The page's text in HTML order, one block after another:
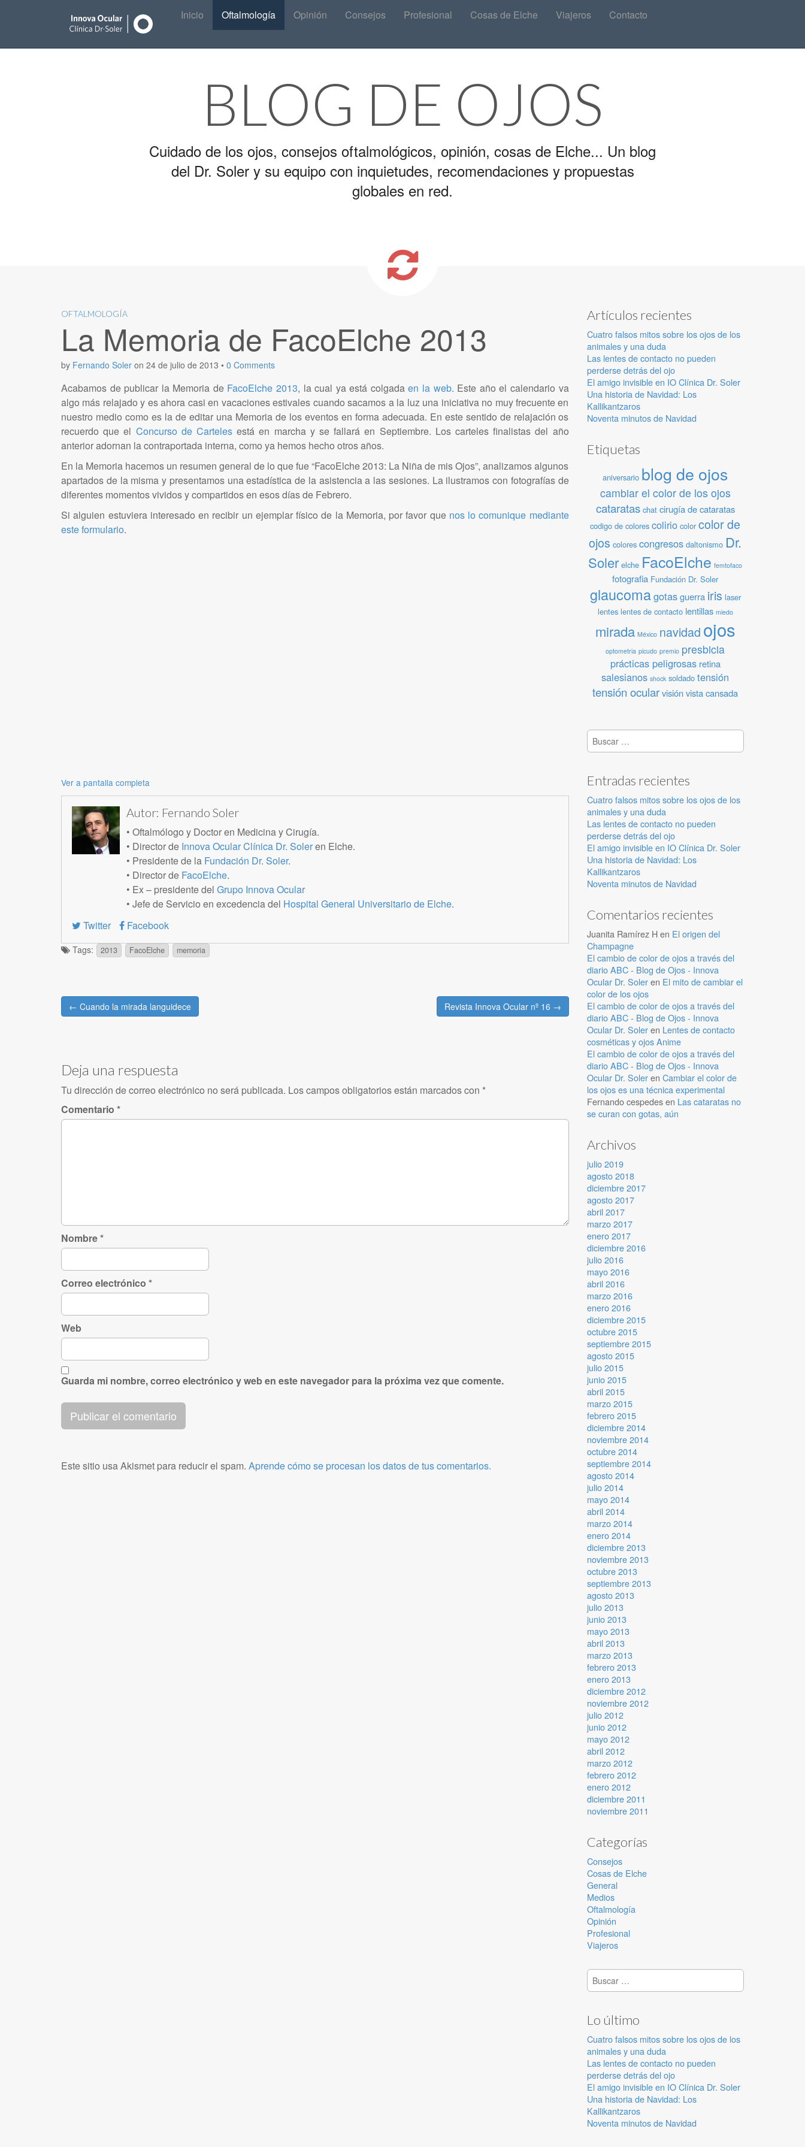
menu
Inicio Oftalmología Opinión Consejos Profesional Cosas de Elche Viajeros Contacto
BLOG DE OJOS
Cuidado de los ojos, consejos oftalmológicos, opinión, cosas de Elche... Un blog
del Dr. Soler y su equipo con inquietudes, recomendaciones y propuestas
globales en red.
OFTALMOLOGÍA
La Memoria de FacoElche 2013
by Fernando Soler on 24 de julio de 2013 • 0 Comments
Acabamos de publicar la Memoria de FacoElche 2013, la cual ya está colgadaen la web. Este año el calendario va
algo más relajado y es ahora casi en vacaciones estivales cuando sacamos a la luz una iniciativa no muy frecuente en
nuestro medio como es la de editar una Memoria de los eventos en forma adecuada. En este sentido de relajación os
recuerdo que el Concurso de Cartelesestá en marcha y se fallará en Septiembre. Los carteles finalistas del año
anterior adornan la contraportada interna, como ya hemos hecho otros años.
En la Memoria hacemos un resumen general de lo que fue “FacoElche 2013: La Niña de mis Ojos”, analizamos algunos
apartados de la misma y presentamos una estadística de la asistencia a las sesiones. La ilustramos con fotografías de
diferentes momentos vividos y compartidos en esos días de Febrero.
Si alguien estuviera interesado en recibir un ejemplar físico de la Memoria, por favor que nos lo comunique mediante
este formulario.
Ver a pantalla completa
Autor: Fernando Soler
• Oftalmólogo y Doctor en Medicina y Cirugía.
• Director de Innova Ocular Clínica Dr. Soleren Elche.
• Presidente de la Fundación Dr. Soler.
• Director de FacoElche.
• Ex – presidente delGrupo Innova Ocular
• Jefe de Servicio en excedencia del Hospital General Universitario de Elche.
Twitter
Facebook
Tags: 2013 FacoElche memoria
Post
navigation
← Cuando la mirada languidece Revista Innova Ocular nº 16 →
Deja una respuesta
Tu dirección de correo electrónico no será publicada. Los campos obligatorios están marcados con *
Comentario *
Nombre*
Correo electrónico *
Web
Guarda mi nombre, correo electrónico y web en este navegador para la próxima vez que comente.
Este sitio usa Akismet para reducir el spam. Aprende cómo se procesan los datos de tus comentarios.
Artículos recientes
Cuatro falsos mitos sobre los ojos de los
animales y una duda
Las lentes de contacto no pueden
perderse detrás del ojo
El amigo invisible en IO Clínica Dr. Soler
Una historia de Navidad: Los
Kallikantzaros
Noventa minutos de Navidad
Etiquetas
aniversario blog de ojos
cambiar el color de los ojos
cataratas chat cirugía de cataratas
codigo de colores colirio color color de
ojos colores congresos daltonismo Dr.
Soler elche FacoElche femtofaco
fotografia Fundación Dr. Soler
glaucomagotas guerra iris laser
lentes lentes de contacto lentillas miedo
mirada México navidad ojos
optometria picudo premio presbicia
prácticas peligrosas retina
salesianos shock soldado tensión
tensión ocular visión vista cansada
Buscar:
Entradas recientes
Cuatro falsos mitos sobre los ojos de los
animales y una duda
Las lentes de contacto no pueden
perderse detrás del ojo
El amigo invisible en IO Clínica Dr. Soler
Una historia de Navidad: Los
Kallikantzaros
Noventa minutos de Navidad
Comentarios recientes
Juanita Ramírez Hen El origen del
Champagne
El cambio de color de ojos a través del
diario ABC - Blog de Ojos - Innova
Ocular Dr. Soleren El mito de cambiar el
color de los ojos
El cambio de color de ojos a través del
diario ABC - Blog de Ojos - Innova
Ocular Dr. Soleren Lentes de contacto
cosméticas y ojos Anime
El cambio de color de ojos a través del
diario ABC - Blog de Ojos - Innova
Ocular Dr. Soleren Cambiar el color de
los ojos es una técnica experimental
Fernando cespedesen Las cataratas no
se curan con gotas, aún
Archivos
julio 2019
agosto 2018
diciembre 2017
agosto 2017
abril 2017
marzo 2017
enero 2017
diciembre 2016
julio 2016
mayo 2016
abril 2016
marzo 2016
enero 2016
diciembre 2015
octubre 2015
septiembre 2015
agosto 2015
julio 2015
junio 2015
abril 2015
marzo 2015
febrero 2015
diciembre 2014
noviembre 2014
octubre 2014
septiembre 2014
agosto 2014
julio 2014
mayo 2014
abril 2014
marzo 2014
enero 2014
diciembre 2013
noviembre 2013
octubre 2013
septiembre 2013
agosto 2013
julio 2013
junio 2013
mayo 2013
abril 2013
marzo 2013
febrero 2013
enero 2013
diciembre 2012
noviembre 2012
julio 2012
junio 2012
mayo 2012
abril 2012
marzo 2012
febrero 2012
enero 2012
diciembre 2011
noviembre 2011
Categorías
Consejos
Cosas de Elche
General
Medios
Oftalmología
Opinión
Profesional
Viajeros
Buscar:
Lo último
Cuatro falsos mitos sobre los ojos de los
animales y una duda
Las lentes de contacto no pueden
perderse detrás del ojo
El amigo invisible en IO Clínica Dr. Soler
Una historia de Navidad: Los
Kallikantzaros
Noventa minutos de Navidad